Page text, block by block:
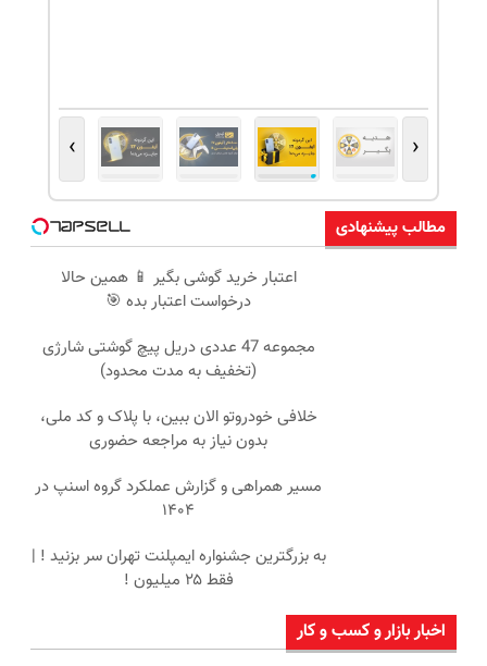
‹
›
مطالب پیشنهادی
اعتبار خرید گوشی بگیر 📱 همین حالا
درخواست اعتبار بده 🎯
مجموعه 47 عددی دریل پیچ گوشتی شارژی
(تخفیف به مدت محدود)
خلافی خودروتو الان ببین، با پلاک و کد ملی،
بدون نیاز به مراجعه حضوری
مسیر همراهی و گزارش عملکرد گروه اسنپ در
۱۴۰۴
به بزرگترین جشنواره ایمپلنت تهران سر بزنید ! |
فقط ۲۵ میلیون !
اخبار بازار و کسب و کار